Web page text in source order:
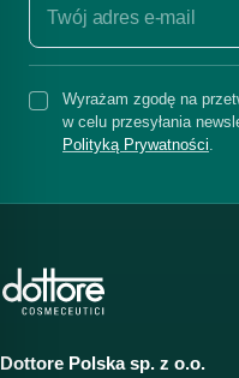
Wyrażam zgodę na
w celu przesyłania
Polityką Prywatności
Dottore Polska sp. z o.o.